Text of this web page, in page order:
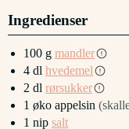
Ingredienser
100 g mandler
4 dl hvedemel
2 dl rørsukker
1 øko appelsin
1 nip salt